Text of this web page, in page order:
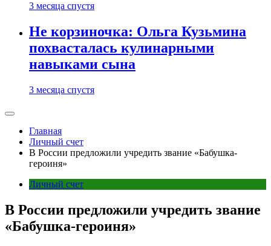
3 месяца спустя
Не корзиночка: Ольга Кузьмина
похвасталась кулинарными
навыками сына
3 месяца спустя
Главная
Личный счет
В России предложили учредить звание «Бабушка-
героиня»
Личный счет
В России предложили учредить звание
«Бабушка-героиня»